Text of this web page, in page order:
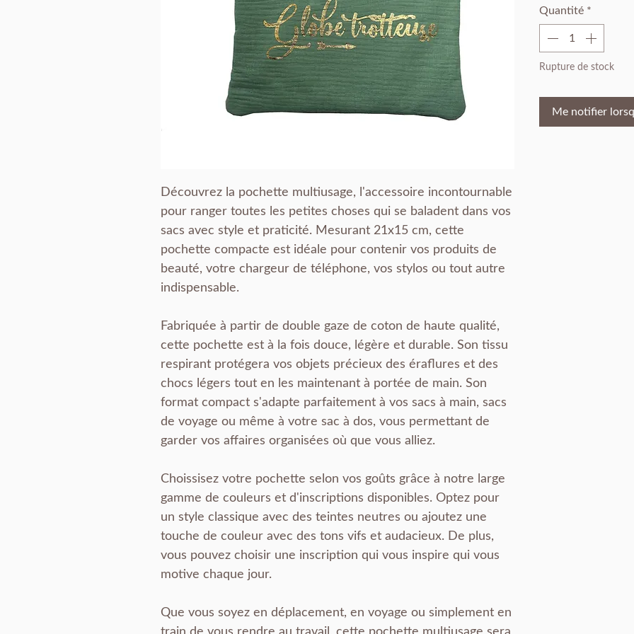
Découvrez la pochette multiusage, l'accessoire incontournable
pour ranger toutes les petites choses qui se baladent dans vos
sacs avec style et praticité. Mesurant 21x15 cm, cette
pochette compacte est idéale pour contenir vos produits de
beauté, votre chargeur de téléphone, vos stylos ou tout autre
indispensable.
Fabriquée à partir de double gaze de coton de haute qualité,
cette pochette est à la fois douce, légère et durable. Son tissu
respirant protégera vos objets précieux des éraflures et des
chocs légers tout en les maintenant à portée de main. Son
format compact s'adapte parfaitement à vos sacs à main, sacs
de voyage ou même à votre sac à dos, vous permettant de
garder vos affaires organisées où que vous alliez.
Choissisez votre pochette selon vos goûts grâce à notre large
gamme de couleurs et d'inscriptions disponibles. Optez pour
un style classique avec des teintes neutres ou ajoutez une
touche de couleur avec des tons vifs et audacieux. De plus,
vous pouvez choisir une inscription qui vous inspire qui vous
motive chaque jour.
Que vous soyez en déplacement, en voyage ou simplement en
Quantité *
Rupture de stock
Me notifier